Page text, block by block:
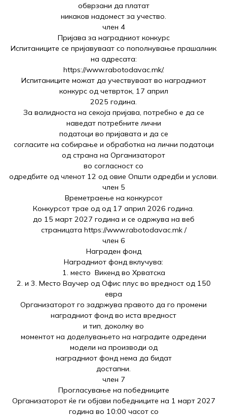
обврзани да платат
никаков надомест за учество.
член 4
Пријава за наградниот конкурс
Испитаниците се пријавуваат со пополнување прашалник
на адресата:
https://www.rabotodavac.mk/.
Испитаниците можат да учествуваат во наградниот
конкурс од четврток, 17 април
2025 година.
За валидноста на секоја пријава, потребно е да се
наведат потребните лични
податоци во пријавата и да се
согласите на собирање и обработка на лични податоци
од страна на Организаторот
во согласност со
одредбите од членот 12 од овие Општи одредби и услови.
член 5
Времетраење на конкурсот
Конкурсот трае од од 17 април 2026 година.
до 15 март 2027 година и се одржува на веб
страницата https://www.rabotodavac.mk /
член 6
Награден фонд
Наградниот фонд вклучува:
1. место Викенд во Хрватска
2. и 3. Место Ваучер од Офис плус во вредност од 150
евра
Организаторот го задржува правото да го промени
наградниот фонд во иста вредност
и тип, доколку во
моментот на доделувањето на наградите одредени
модели на производи од
наградниот фонд нема да бидат
достапни.
член 7
Прогласување на победниците
Организаторот ќе ги објави победниците на 1 март 2027
година во 10:00 часот со